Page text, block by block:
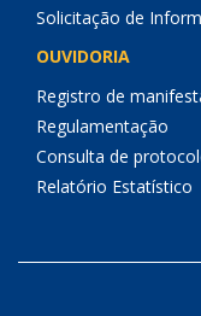
Solicitação de
OUVIDORIA
Registro de
Regulamentação
Consulta de
Relatório Estatístico